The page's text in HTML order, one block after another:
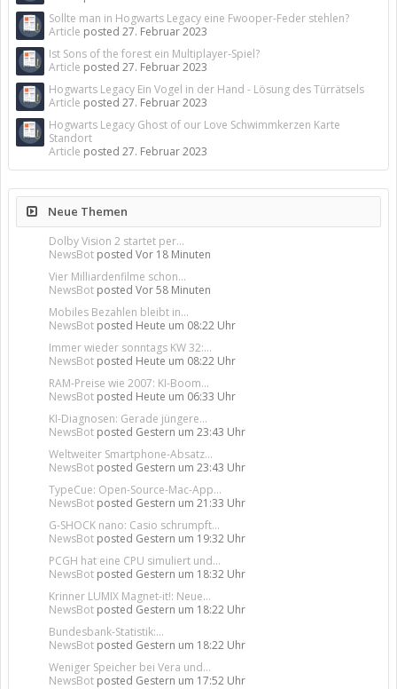
Sollte man in Hogwarts Legacy eine Fwooper-Feder stehlen?
Article posted 27. Februar 2023
Ist Sons of the forest ein Multiplayer-Spiel?
Article posted 27. Februar 2023
Hogwarts Legacy Ein Vogel in der Hand - Lösung des Türrätsels
Article posted 27. Februar 2023
Hogwarts Legacy Ghost of our Love Schwimmkerzen Karte
Standort
Article posted 27. Februar 2023
Neue Themen
Dolby Vision 2 startet per...
NewsBot posted Vor 18 Minuten
Vier Milliardenfilme schon...
NewsBot posted Vor 58 Minuten
Mobiles Bezahlen bleibt in...
NewsBot posted Heute um 08:22 Uhr
Immer wieder sonntags KW 32:...
NewsBot posted Heute um 08:22 Uhr
RAM-Preise wie 2007: KI-Boom...
NewsBot posted Heute um 06:33 Uhr
KI-Diagnosen: Gerade jüngere...
NewsBot posted Gestern um 23:43 Uhr
Weltweiter Smartphone-Absatz...
NewsBot posted Gestern um 23:43 Uhr
TypeCue: Open-Source-Mac-App...
NewsBot posted Gestern um 21:33 Uhr
G-SHOCK nano: Casio schrumpft...
NewsBot posted Gestern um 19:32 Uhr
PCGH hat eine CPU simuliert und...
NewsBot posted Gestern um 18:32 Uhr
Krinner LUMIX Magnet-it!: Neue...
NewsBot posted Gestern um 18:22 Uhr
Bundesbank-Statistik:...
NewsBot posted Gestern um 18:22 Uhr
Weniger Speicher bei Vera und...
NewsBot posted Gestern um 17:52 Uhr